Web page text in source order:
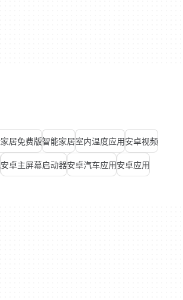
居免费版智能家居室内温度应用安卓视频
安卓主屏幕启动器安卓汽车应用安卓应用